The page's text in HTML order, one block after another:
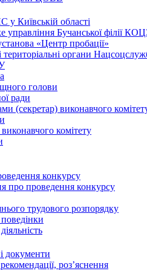
Київській області
управління Бучанської філії
«Центр пробації»
територіальні органи
голови
ради
(секретар) виконавчого
комітету
конкурсу
про проведення конкурсу
трудового розпорядку
документи
роз’яснення